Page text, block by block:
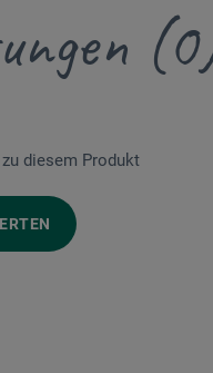
diesem Produkt